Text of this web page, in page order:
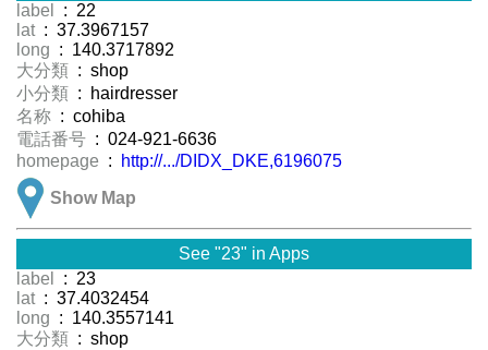
label
: 22
lat : 37.3967157
long : 140.3717892
大分類 : shop
小分類 : hairdresser
名称 : cohiba
電話番号 : 024-921-6636
homepage :
http://.../DIDX_DKE,6196075
Show Map
See "23" in Apps
label
: 23
lat : 37.4032454
long : 140.3557141
大分類 : shop